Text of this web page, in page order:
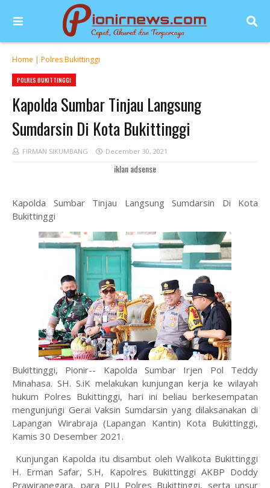
Home | Polres Bukittinggi
POLRES BUKITTINGGI
Kapolda Sumbar Tinjau Langsung
Sumdarsin Di Kota Bukittinggi
FIRMAN SIKUMBANG December 30, 2021
iklan adsense
Kapolda Sumbar Tinjau Langsung Sumdarsin Di Kota
Bukittinggi
Bukittinggi, Pionir-- Kapolda Sumbar Irjen Pol Teddy
Minahasa. SH. S.iK melakukan kunjungan kerja ke wilayah
hukum Polres Bukittinggi, hari ini beliau berkesempatan
mengunjungi Gerai Vaksin Sumdarsin yang dilaksanakan di
Lapangan Wirabraja (Lapangan Kantin) Kota Bukittinggi,
Kamis 30 Desember 2021.
Kunjungan Kapolda itu disambut oleh Walikota Bukittinggi
H. Erman Safar, S.H, Kapolres Bukittinggi AKBP Doddy
Prawiranegara, para PJU Polres Bukittinggi, serta unsur